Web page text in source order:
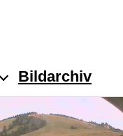
Bildarchiv